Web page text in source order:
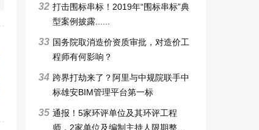
32 打击围标串标！2019年“围标串标”典
型案例披露......
33 国务院取消造价资质审批，对造价工
程师有何影响？
34 跨界打劫来了？阿里与中规院联手中
标雄安BIM管理平台第一标
35 通报！5家环评单位及其环评工程
师，2家单位及编制主持人限期整改6